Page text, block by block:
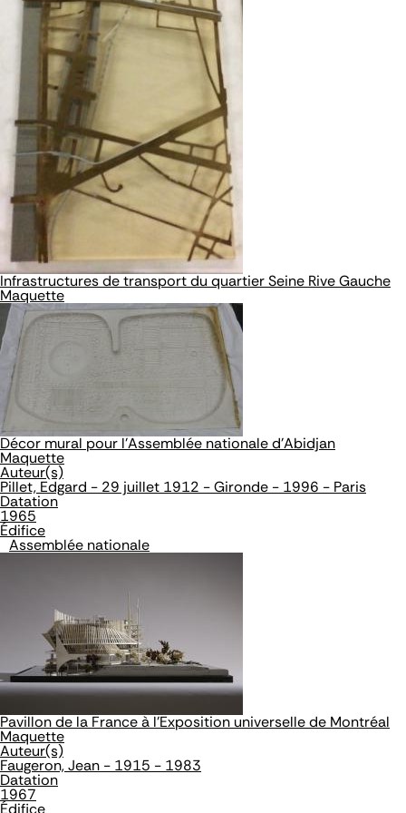
Infrastructures de transport du quartier Seine Rive Gauche
Maquette
Décor mural pour l'Assemblée nationale d'Abidjan
Maquette
Auteur(s)
Pillet, Edgard - 29 juillet 1912 - Gironde - 1996 - Paris
Datation
1965
Édifice
Assemblée nationale
Pavillon de la France à l'Exposition universelle de Montréal
Maquette
Auteur(s)
Faugeron, Jean - 1915 - 1983
Datation
1967
Édifice